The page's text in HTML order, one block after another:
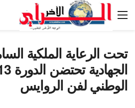
تحت الرعاية الملكية
الوطني لفن الروايس